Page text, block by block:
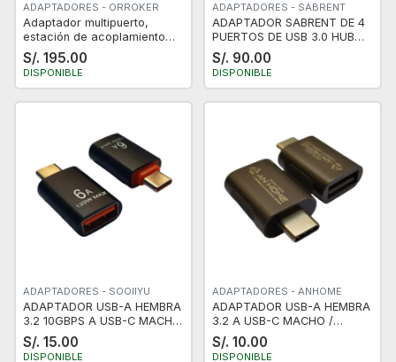
ADAPTADORES - ORROKER
Adaptador multipuerto,
estación de acoplamiento
portátil 9 en 1 tipo C
S/. 195.00
DISPONIBLE
ADAPTADORES - SABRENT
ADAPTADOR SABRENT DE 4
PUERTOS DE USB 3.0 HUB
CON INTERRUPTORES
INDIVIDUALES DE ENERGIA
LED HB-UM43
S/. 90.00
DISPONIBLE
ADAPTADORES - SOOIIYU
ADAPTADOR USB-A HEMBRA
3.2 10GBPS A USB-C MACHO
6A 120W NUEVO
S/. 15.00
DISPONIBLE
ADAPTADORES - ANHOME
ADAPTADOR USB-A HEMBRA
3.2 A USB-C MACHO /
NUEVO
S/. 10.00
DISPONIBLE